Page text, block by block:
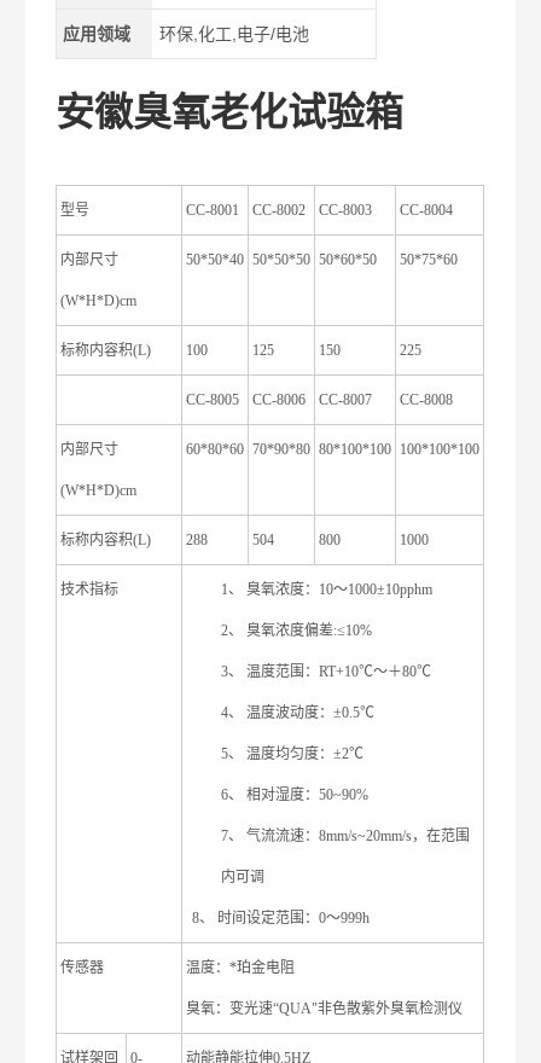
应用领域 环保,化工,电子/电池
安徽臭氧老化试验箱
型号 CC-8001 CC-8002 CC-8003 CC-8004
内部尺寸
(W*H*D)cm
50*50*40 50*50*50 50*60*50 50*75*60
标称内容积(L) 100 125 150 225
CC-8005 CC-8006 CC-8007 CC-8008
内部尺寸
(W*H*D)cm
60*80*60 70*90*80 80*100*100 100*100*100
标称内容积(L) 288 504 800 1000
技术指标 1、 臭氧浓度：10～1000±10pphm
2、 臭氧浓度偏差:≤10%
3、 温度范围：RT+10℃～＋80℃
4、 温度波动度：±0.5℃
5、 温度均匀度：±2℃
6、 相对湿度：50~90%
7、 气流流速：8mm/s~20mm/s，在范围
内可调
8、 时间设定范围：0～999h
传感器 温度：*珀金电阻
臭氧：变光速“QUA"非色散紫外臭氧检测仪
试样架回 0- 动能静能拉伸0.5HZ